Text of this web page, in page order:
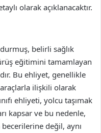
olarak açıklanacaktır.
belirli sağlık
eğitimini tamamlayan
Bu ehliyet, genellikle
ilişkili olarak
ehliyeti, yolcu taşımak
kapsar ve bu nedenle,
değil, aynı